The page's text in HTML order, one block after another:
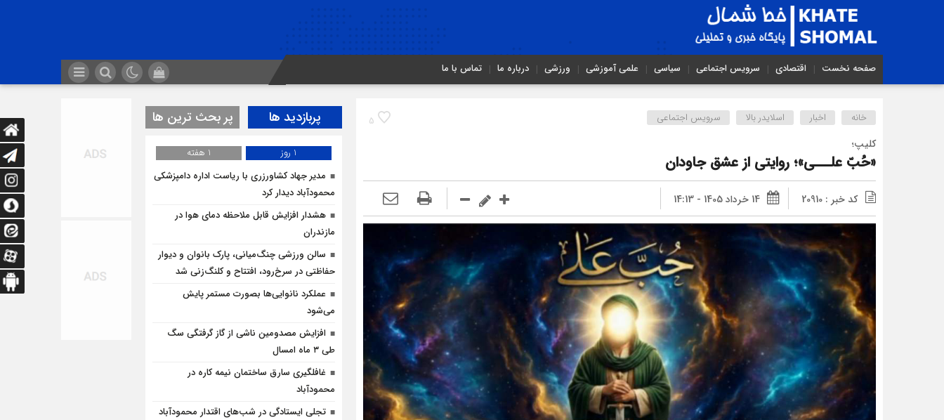
صفحه نخست اقتصادی سرویس اجتماعی سیاسی علمی آموزشی ورزشی درباره ما تماس با ما
5 خانه اخبار اسلایدر بالا سرویس اجتماعی
کلیپ؛
«حُبّ علـــی»؛ روایتی از عشق جاودان
کد خبر : 20910 14 خرداد 1405 - 14:13
پربازدید ها پر بحث ترین ها
1 روز
1 هفته
مدیر جهاد کشاورزری با ریاست اداره دامپزشکی
محمودآباد دیدار کرد
هشدار افزایش قابل ملاحظه دمای هوا در
مازندران
سالن ورزشی چنگ‌میانی، پارک بانوان و دیوار
حفاظتی در سرخ‌رود، افتتاح و کلنگ‌زنی شد
عملکرد نانوایی‌ها بصورت مستمر پایش
می‌شود
افزایش مصدومین ناشی از گاز گرفتگی سگ
طی ۳ ماه امسال
غافلگيري سارق ساختمان نيمه کاره در
محمودآباد
تجلی ایستادگی در شب‌های اقتدار محمودآباد